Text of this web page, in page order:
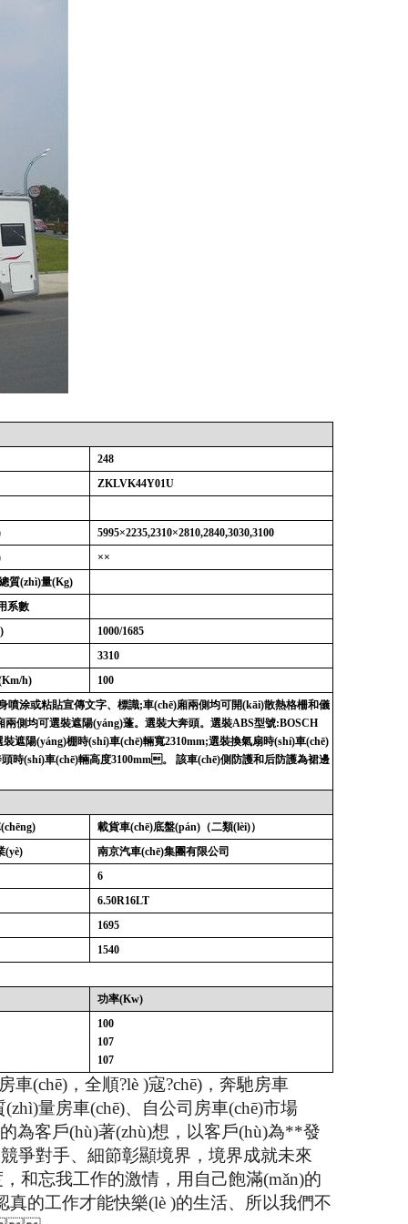
248
ZKLVK44Y01U
5995×2235,2310×2810,2840,3030,3100
××
質(zhì)量(Kg)
系數
1000/1685
3310
h)
100
涂或粘貼宣傳文字、標識;車(chē)廂兩側均可開(kāi)散熱格柵和儀
側均可選裝遮陽(yáng)蓬。選裝大奔頭。選裝ABS型號:BOSCH
裝遮陽(yáng)棚時(shí)車(chē)輛寬2310mm;選裝換氣扇時(shí)車(chē)
時(shí)車(chē)輛高度3100mm。 該車(chē)側防護和后防護為裙邊
載貨車(chē)底盤(pán)（二類(lèi)）
(yè)
南京汽車(chē)集團有限公司
6
6.50R16LT
1695
1540
功率(Kw)
100
107
107
，全順?lè )寇?chē)，奔馳房車
質(zhì)量房車(chē)、自公司房車(chē)市場
的為客戶(hù)著(zhù)想，以客戶(hù)為**發
對手、細節彰顯境界，境界成就未來
和忘我工作的激情，用自己飽滿(mǎn)的
的工作才能快樂(lè )的生活、所以我們不